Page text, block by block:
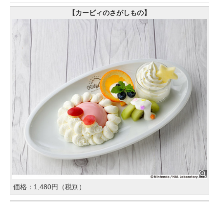
【カービィのさがしもの】
価格：1,480円（税別）